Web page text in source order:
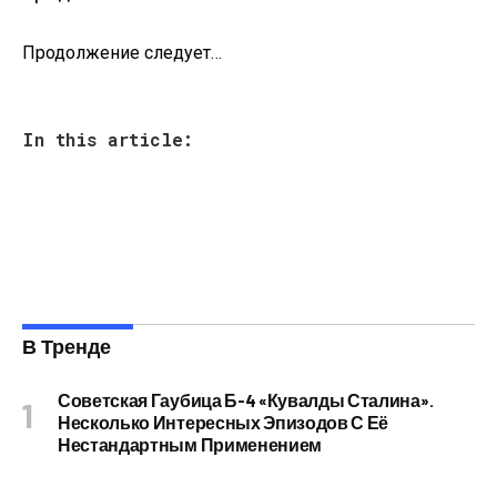
Продолжение следует…
In this article:
В Тренде
Советская Гаубица Б-4 «Кувалды Сталина».
Несколько Интересных Эпизодов С Её
Нестандартным Применением